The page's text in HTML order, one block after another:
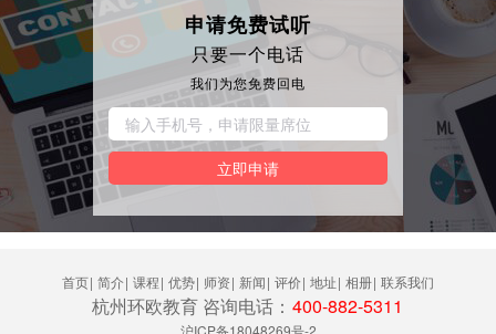
申请免费试听
只要一个电话
我们为您免费回电
立即申请
首页| 简介| 课程| 优势| 师资| 新闻| 评价| 地址| 相册| 联系我们
杭州环欧教育 咨询电话： 400-882-5311
沪ICP备18048269号-2